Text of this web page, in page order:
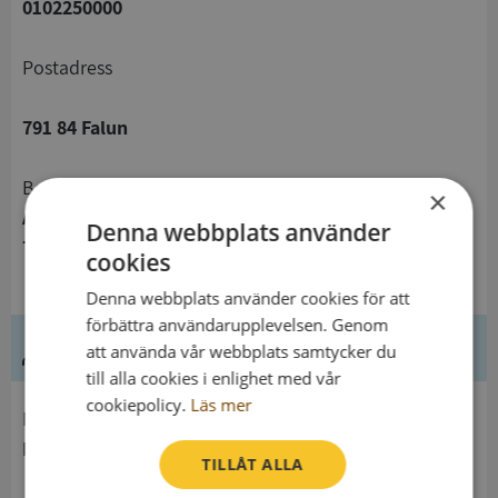
0102250000
Postadress
791 84 Falun
Besöksadress
Åsgatan 38
791 72 Falun
Ledning
Innehavare
Länsstyrelsen I Dalarnas Län
×
Denna webbplats använder
cookies
Denna webbplats använder cookies för att
förbättra användarupplevelsen. Genom
att använda vår webbplats samtycker du
till alla cookies i enlighet med vår
cookiepolicy. Läs mer
TILLÅT ALLA